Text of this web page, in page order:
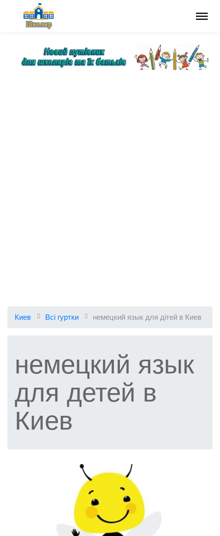
Киев Всі гуртки немецкий язык для дітей в Киев
немецкий язык
для детей в
Киев